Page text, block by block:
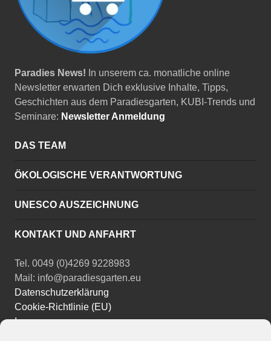
Paradies News! In unserem ca. monatliche online
Newsletter erwarten Dich exklusive Inhalte, Tipps,
Geschichten aus dem Paradiesgarten, KUBI-Trends und
Seminare: Newsletter Anmeldung
DAS TEAM
ÖKOLOGISCHE VERANTWORTUNG
UNESCO AUSZEICHNUNG
KONTAKT UND ANFAHRT
Tel. 0049 (0)4269 9228983
Mail: info@paradiesgarten.eu
Datenschutzerklärung
Cookie-Richtlinie (EU)
Impressum